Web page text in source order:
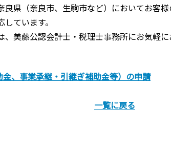
県（奈良市、生駒市など）においてお客
ています。
美藤公認会計士・税理士事務所にお気軽に
、事業承継・引継ぎ補助金等）の申請
一覧に戻る